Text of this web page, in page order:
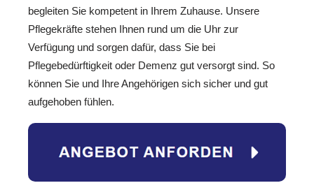
begleiten Sie kompetent in Ihrem Zuhause. Unsere
Pflegekräfte stehen Ihnen rund um die Uhr zur
Verfügung und sorgen dafür, dass Sie bei
Pflegebedürftigkeit oder Demenz gut versorgt sind. So
können Sie und Ihre Angehörigen sich sicher und gut
aufgehoben fühlen.